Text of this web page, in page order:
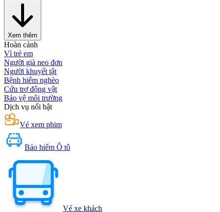
Xem thêm
Hoàn cảnh
Vì trẻ em
Người già neo đơn
Người khuyết tật
Bệnh hiểm nghèo
Cứu trợ động vật
Bảo vệ môi trường
Dịch vụ nổi bật
Vé xem phim
Bảo hiểm Ô tô
Vé xe khách